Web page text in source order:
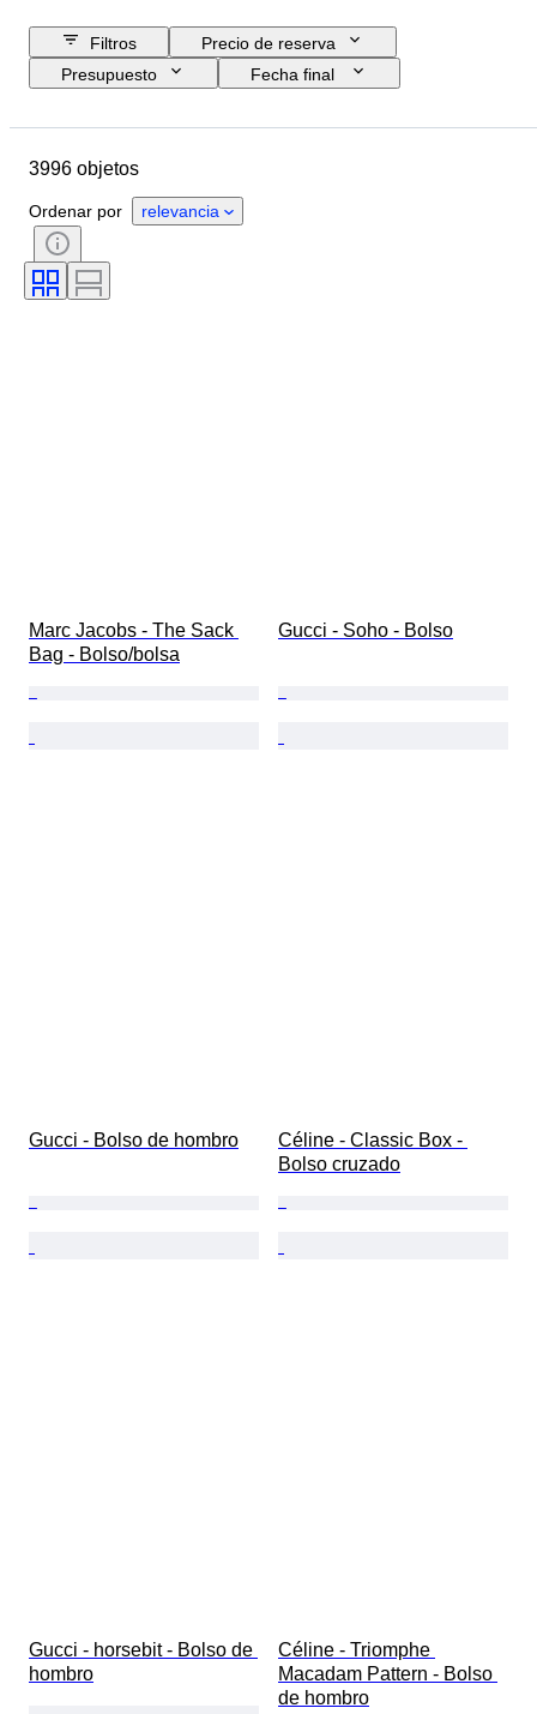
Filtros
Precio de reserva
Presupuesto
Fecha final
País de origen
Estado
Color
Accesorios incluidos
Motivo
Tamaño del artículo
3996 objetos
Ordenar por relevancia
Marc Jacobs - The Sack
Bag - Bolso/bolsa
Gucci - Soho - Bolso
Gucci - Bolso de hombro
Céline - Classic Box -
Bolso cruzado
Gucci - horsebit - Bolso de
hombro
Céline - Triomphe
Macadam Pattern - Bolso
de hombro